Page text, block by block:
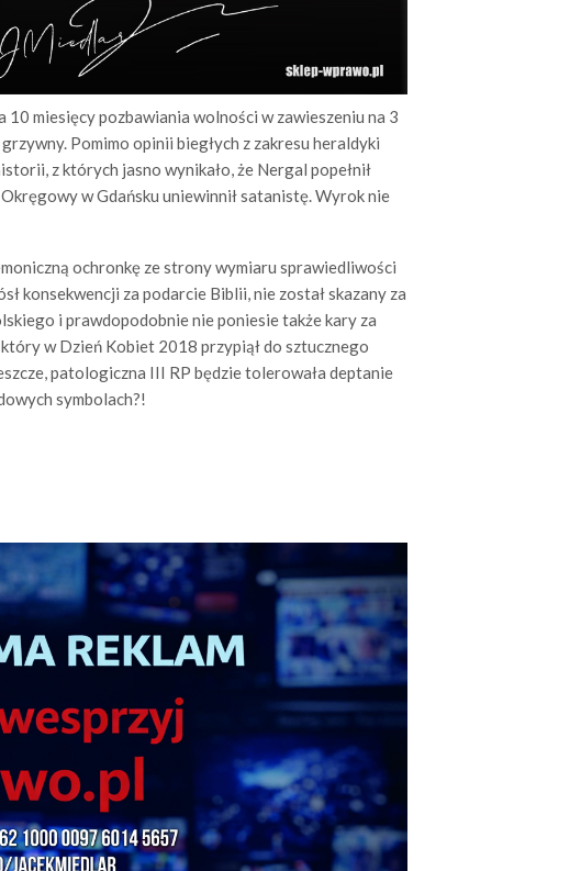
10 miesięcy pozbawiania wolności w zawieszeniu na 3
Pomimo opinii biegłych z zakresu heraldyki
z których jasno wynikało, że Nergal popełnił
w Gdańsku uniewinnił satanistę. Wyrok nie
ochronkę ze strony wymiaru sprawiedliwości
konsekwencji za podarcie Biblii, nie został skazany za
i prawdopodobnie nie poniesie także kary za
w Dzień Kobiet 2018 przypiął do sztucznego
patologiczna III RP będzie tolerowała deptanie
symbolach?!